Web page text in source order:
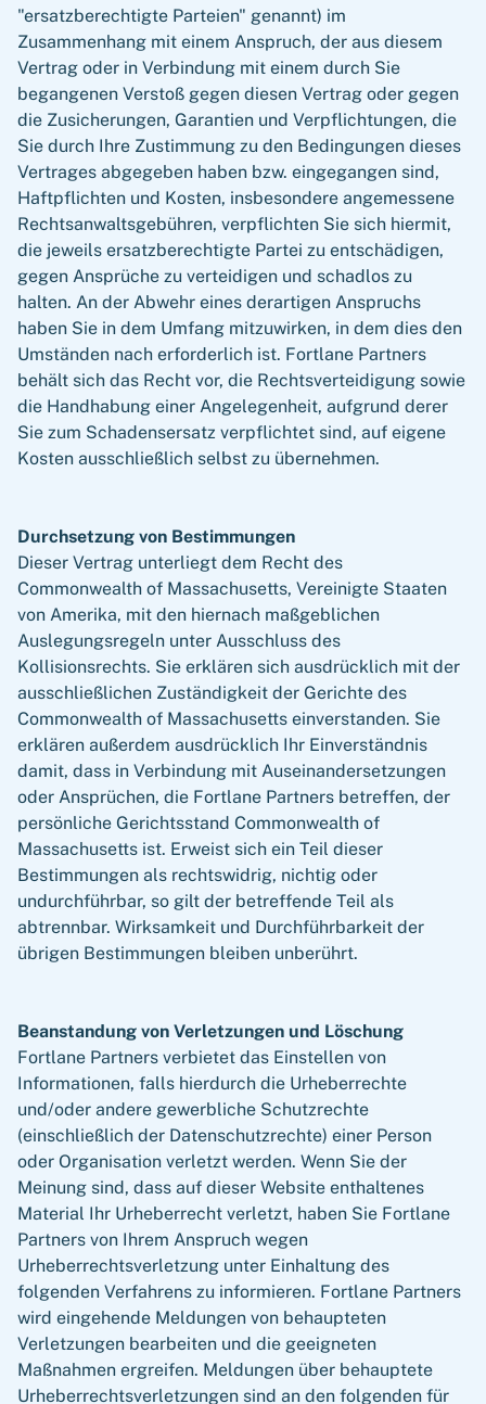
"ersatzberechtigte Parteien" genannt) im
Zusammenhang mit einem Anspruch, der aus diesem
Vertrag oder in Verbindung mit einem durch Sie
begangenen Verstoß gegen diesen Vertrag oder gegen
die Zusicherungen, Garantien und Verpflichtungen, die
Sie durch Ihre Zustimmung zu den Bedingungen dieses
Vertrages abgegeben haben bzw. eingegangen sind,
Haftpflichten und Kosten, insbesondere angemessene
Rechtsanwaltsgebühren, verpflichten Sie sich hiermit,
die jeweils ersatzberechtigte Partei zu entschädigen,
gegen Ansprüche zu verteidigen und schadlos zu
halten. An der Abwehr eines derartigen Anspruchs
haben Sie in dem Umfang mitzuwirken, in dem dies den
Umständen nach erforderlich ist. Fortlane Partners
behält sich das Recht vor, die Rechtsverteidigung sowie
die Handhabung einer Angelegenheit, aufgrund derer
Sie zum Schadensersatz verpflichtet sind, auf eigene
Kosten ausschließlich selbst zu übernehmen.
Durchsetzung von Bestimmungen
Dieser Vertrag unterliegt dem Recht des
Commonwealth of Massachusetts, Vereinigte Staaten
von Amerika, mit den hiernach maßgeblichen
Auslegungsregeln unter Ausschluss des
Kollisionsrechts. Sie erklären sich ausdrücklich mit der
ausschließlichen Zuständigkeit der Gerichte des
Commonwealth of Massachusetts einverstanden. Sie
erklären außerdem ausdrücklich Ihr Einverständnis
damit, dass in Verbindung mit Auseinandersetzungen
oder Ansprüchen, die Fortlane Partners betreffen, der
persönliche Gerichtsstand Commonwealth of
Massachusetts ist. Erweist sich ein Teil dieser
Bestimmungen als rechtswidrig, nichtig oder
undurchführbar, so gilt der betreffende Teil als
abtrennbar. Wirksamkeit und Durchführbarkeit der
übrigen Bestimmungen bleiben unberührt.
Beanstandung von Verletzungen und Löschung
Fortlane Partners verbietet das Einstellen von
Informationen, falls hierdurch die Urheberrechte
und/oder andere gewerbliche Schutzrechte
(einschließlich der Datenschutzrechte) einer Person
oder Organisation verletzt werden. Wenn Sie der
Meinung sind, dass auf dieser Website enthaltenes
Material Ihr Urheberrecht verletzt, haben Sie Fortlane
Partners von Ihrem Anspruch wegen
Urheberrechtsverletzung unter Einhaltung des
folgenden Verfahrens zu informieren. Fortlane Partners
wird eingehende Meldungen von behaupteten
Verletzungen bearbeiten und die geeigneten
Maßnahmen ergreifen. Meldungen über behauptete
Urheberrechtsverletzungen sind an den folgenden für